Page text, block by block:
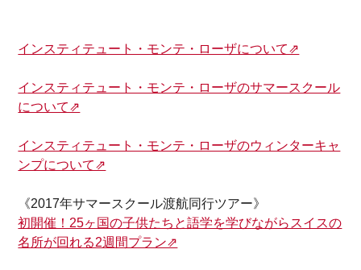
インスティテュート・モンテ・ローザについて⇗
インスティテュート・モンテ・ローザのサマースクール
について⇗
インスティテュート・モンテ・ローザのウィンターキャ
ンプについて⇗
《2017年サマースクール渡航同行ツアー》
初開催！25ヶ国の子供たちと語学を学びながらスイスの
名所が回れる2週間プラン⇗